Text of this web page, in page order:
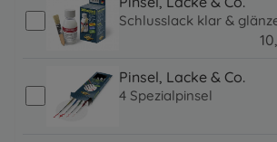
Schlusslack klar &
10
Pinsel, Lacke & Co.
4 Spezialpinsel